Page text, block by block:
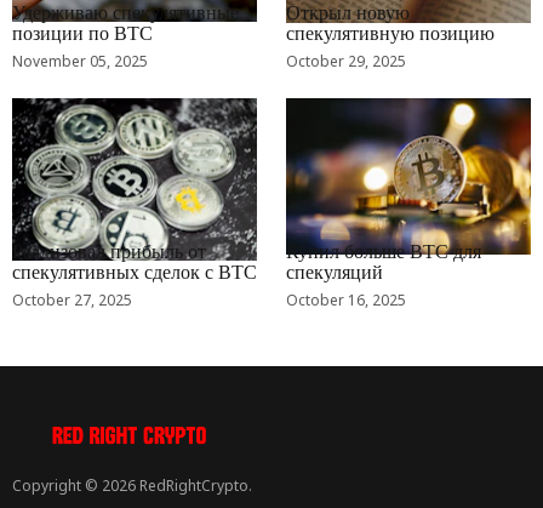
Удерживаю спекулятивные
позиции по BTC
November 05, 2025
Открыл новую
спекулятивную позицию
October 29, 2025
RRCNEWS_RU
Реализовал прибыль от
спекулятивных сделок с BTC
October 27, 2025
RRCNEWS_RU
Купил больше BTC для
спекуляций
October 16, 2025
Copyright © 2026 RedRightCrypto.